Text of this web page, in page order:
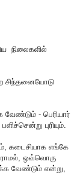
நிலைகளில்
சிந்தனையோடு
- பெரியார்
புரியும்.
கடைசியாக எங்கே
ஒவ்வொரு
வேண்டும் என்று,